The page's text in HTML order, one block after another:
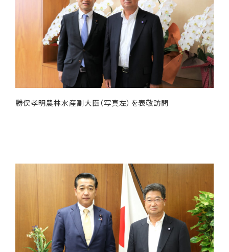
勝俣孝明農林水産副大臣（写真左）を表敬訪問